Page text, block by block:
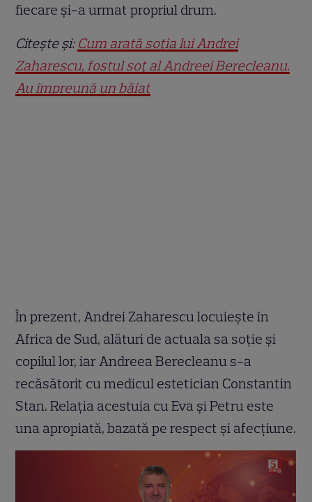
fiecare și-a urmat propriul drum.
Citește și: Cum arată soția lui Andrei
Zaharescu, fostul soț al Andreei Berecleanu.
Au împreună un băiat
În prezent, Andrei Zaharescu locuiește în
Africa de Sud, alături de actuala sa soție și
copilul lor, iar Andreea Berecleanu s-a
recăsătorit cu medicul estetician Constantin
Stan. Relația acestuia cu Eva și Petru este
una apropiată, bazată pe respect și afecțiune.